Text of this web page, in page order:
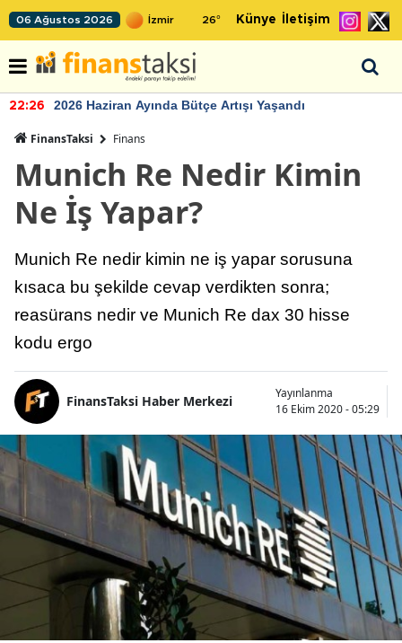
06 Ağustos 2026 26° Künye İletişim
22:26 2026 Haziran Ayında Bütçe Artışı Yaşandı
FinansTaksi Finans
Munich Re Nedir Kimin
Ne İş Yapar?
Munich Re nedir kimin ne iş yapar sorusuna
kısaca bu şekilde cevap verdikten sonra;
reasürans nedir ve Munich Re dax 30 hisse
kodu ergo
FinansTaksi Haber Merkezi
Yayınlanma
16 Ekim 2020 - 05:29